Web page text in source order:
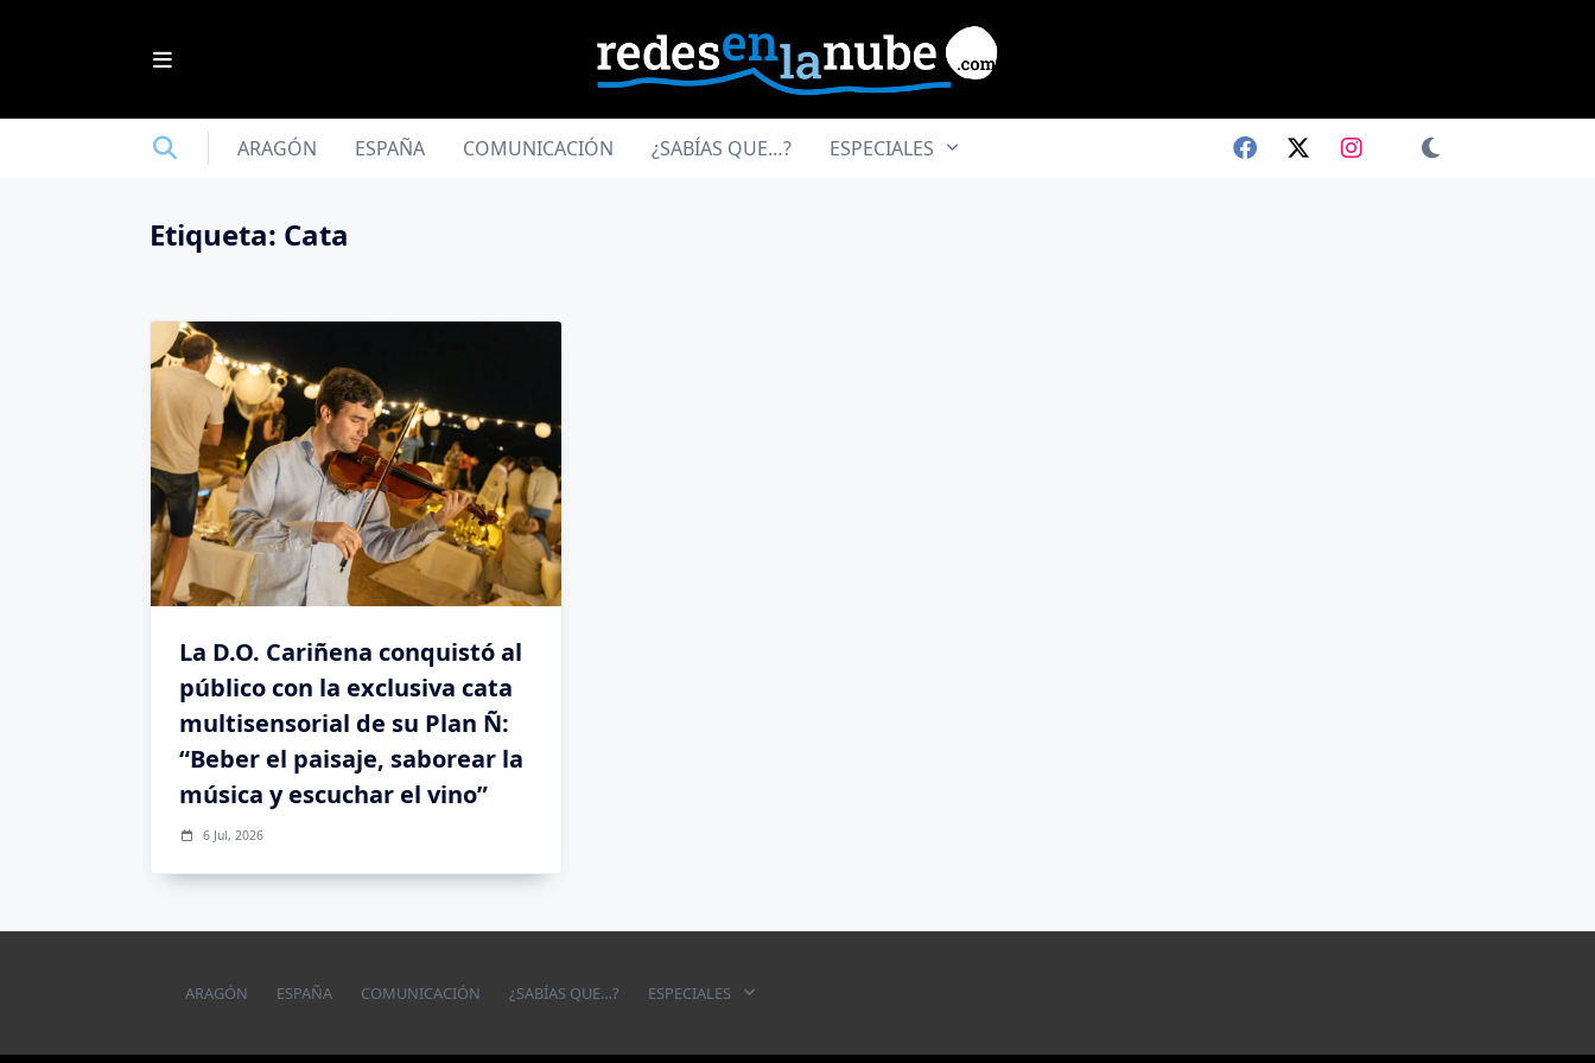
ARAGÓN ESPAÑA COMUNICACIÓN ¿SABÍAS QUE…? ESPECIALES
Etiqueta: Cata
La D.O. Cariñena conquistó al
público con la exclusiva cata
multisensorial de su Plan Ñ:
“Beber el paisaje, saborear la
música y escuchar el vino”
6 Jul, 2026
ARAGÓN ESPAÑA COMUNICACIÓN ¿SABÍAS QUE…? ESPECIALES